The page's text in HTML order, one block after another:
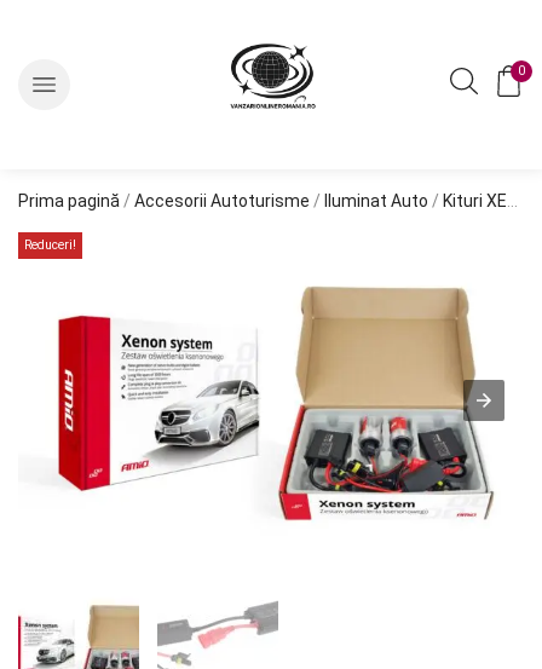
0
Prima pagină / Accesorii Autoturisme / Iluminat Auto / Kituri XENON
Reduceri!